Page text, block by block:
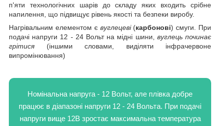
п'яти технологічних шарів до складу яких входить срібне
напилення, що підвищує рівень якості та безпеки виробу.
Нагрівальним елементом є вуглецеві(карбонові) смуги. При
подачі напруги 12 - 24 Вольт на мідні шини, вуглець починає
грітися (іншими словами, виділяти інфрачервоне
випромінювання)
Номінальна напруга - 12 Вольт, але плівка добре
працює в діапазоні напруги 12 - 24 Вольта. При подачі
напруги вище 12В зростає максимальна температура